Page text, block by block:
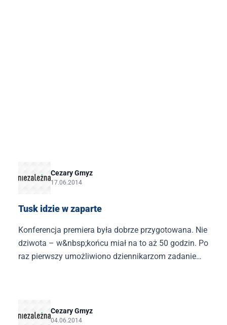
Cezary Gmyz
17.06.2014
Tusk idzie w zaparte
Konferencja premiera była dobrze przygotowana. Nie
dziwota – w&nbsp;końcu miał na to aż 50 godzin. Po
raz pierwszy umożliwiono dziennikarzom zadanie
Cezary Gmyz
04.06.2014